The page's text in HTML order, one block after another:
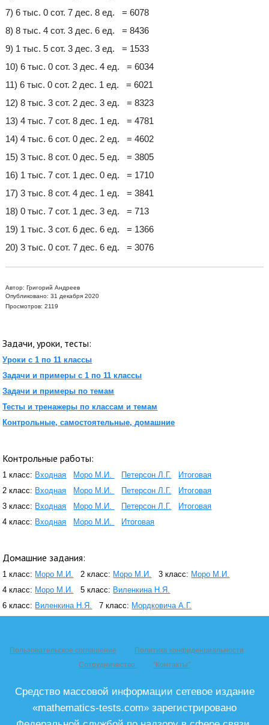
7) 6 тыс. 0 сот. 7 дес. 8 ед. = 6078
8) 8 тыс. 4 сот. 3 дес. 6 ед. = 8436
9) 1 тыс. 5 сот. 3 дес. 3 ед. = 1533
10) 6 тыс. 0 сот. 3 дес. 4 ед. = 6034
11) 6 тыс. 0 сот. 2 дес. 1 ед. = 6021
12) 8 тыс. 3 сот. 2 дес. 3 ед. = 8323
13) 4 тыс. 7 сот. 8 дес. 1 ед. = 4781
14) 4 тыс. 6 сот. 0 дес. 2 ед. = 4602
15) 3 тыс. 8 сот. 0 дес. 5 ед. = 3805
16) 1 тыс. 7 сот. 1 дес. 0 ед. = 1710
17) 3 тыс. 8 сот. 4 дес. 1 ед. = 3841
18) 0 тыс. 7 сот. 1 дес. 3 ед. = 713
19) 1 тыс. 3 сот. 6 дес. 6 ед. = 1366
20) 3 тыс. 0 сот. 7 дес. 6 ед. = 3076
Автор: Григорий Андреев
Опубликовано: 31 декабря 2020
Просмотров: 2119
Задачи, уроки, тесты:
Уроки с 1 по 11 классы
Задачи и примеры с 1 по 11 классы
Задачи и примеры по темам
Тесты и тренажеры по классам и темам
Контрольные, самостоятельные, домашние
Контрольные работы:
1 класс: Входная Моро М.И. Петерсон Л.Г.
Итоговая
2 класс: Входная Моро М.И. Петерсон Л.Г.
Итоговая
3 класс: Входная Моро М.И. Петерсон Л.Г.
Итоговая
4 класс: Входная Моро М.И. Итоговая
Домашние задания:
1 класс: Моро М.И. 2 класс: Моро М.И. 3 класс: Моро М.И.
4 класс: Моро М.И. 5 класс: Виленкина Н.Я.
6 класс: Виленкина Н.Я. 7 класс: Мордковича А.Г.
Пользовательское соглашение
Политика конфиденциальности
Сотрудничество
"Контакты"
Средство массовой информации сетевое издание
«mathematics-tests.com» зарегистрировано